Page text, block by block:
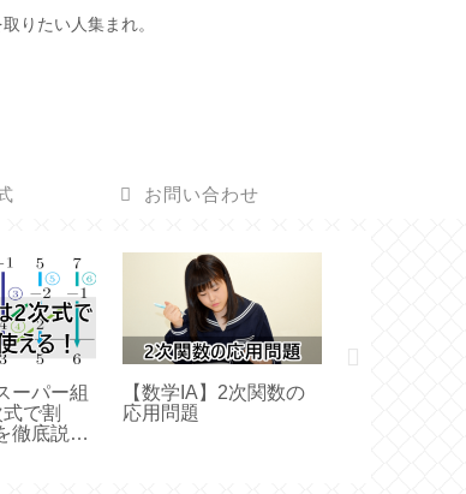
りたい人集まれ。
お問い合わせ
ーパー組
で割
徹底説
【数学IA】2次関数の
応用問題